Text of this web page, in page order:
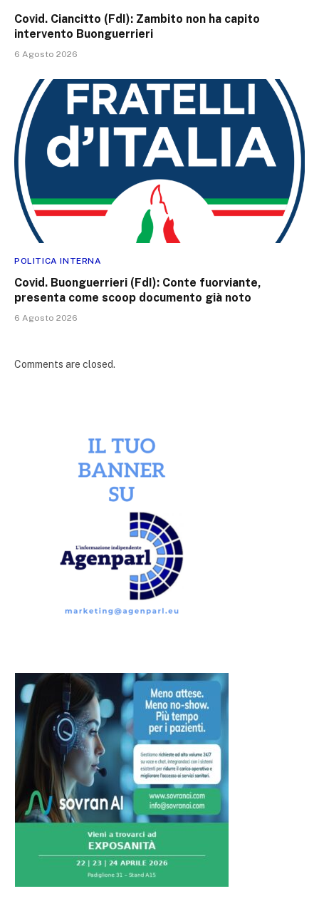
Covid. Ciancitto (FdI): Zambito non ha capito
intervento Buonguerrieri
6 Agosto 2026
POLITICA INTERNA
Covid. Buonguerrieri (FdI): Conte fuorviante,
presenta come scoop documento già noto
6 Agosto 2026
Comments are closed.